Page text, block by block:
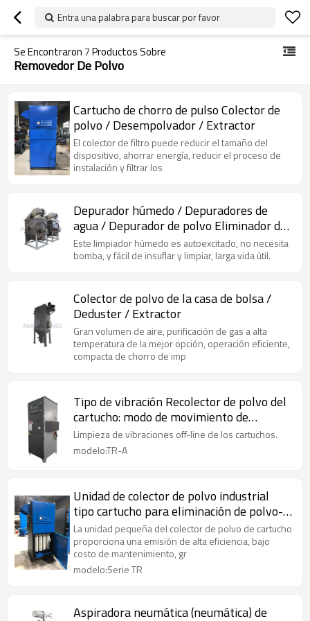
Entra una palabra para buscar por favor
Se Encontraron7Productos Sobre
Removedor De Polvo
Cartucho de chorro de pulso Colector de
polvo / Desempolvador / Extractor
El colector de filtro puede reducir el tamaño del
dispositivo, ahorrar energía, reducir el proceso de
instalación y filtrar los
Depurador húmedo / Depuradores de
agua / Depurador de polvo Eliminador de
polvo acuoso
Este limpiador húmedo es autoexcitado, no necesita
bomba, y fácil de insuflar y limpiar, larga vida útil.
Colector de polvo de la casa de bolsa /
Deduster / Extractor
Gran volumen de aire, purificación de gas a alta
temperatura de la mejor opción, operación eficiente,
compacta de chorro de imp
Tipo de vibración Recolector de polvo del
cartucho: modo de movimiento de
vibración
Limpieza de vibraciones off-line de los cartuchos.
modelo:TR-A
Unidad de colector de polvo industrial
tipo cartucho para eliminación de polvo-
Extractor de polvo de alta eficiencia
La unidad pequeña del colector de polvo de cartucho
proporciona una emisión de alta eficiencia, bajo
costo de mantenimiento, gr
modelo:Serie TR
Aspiradora neumática (neumática) de